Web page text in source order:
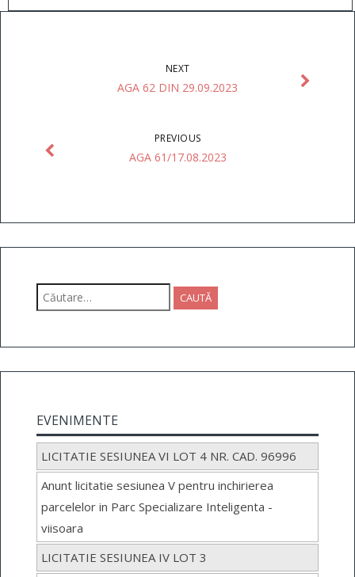
NEXT
AGA 62 DIN 29.09.2023
PREVIOUS
AGA 61/17.08.2023
Caută
după:
EVENIMENTE
LICITATIE SESIUNEA VI LOT 4 NR. CAD. 96996
Anunt licitatie sesiunea V pentru inchirierea
parcelelor in Parc Specializare Inteligenta -
viisoara
LICITATIE SESIUNEA IV LOT 3